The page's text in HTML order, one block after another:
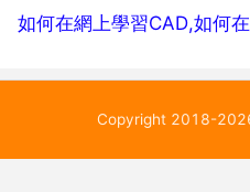
如何在網上學習CAD,如何
Copyright 2018-